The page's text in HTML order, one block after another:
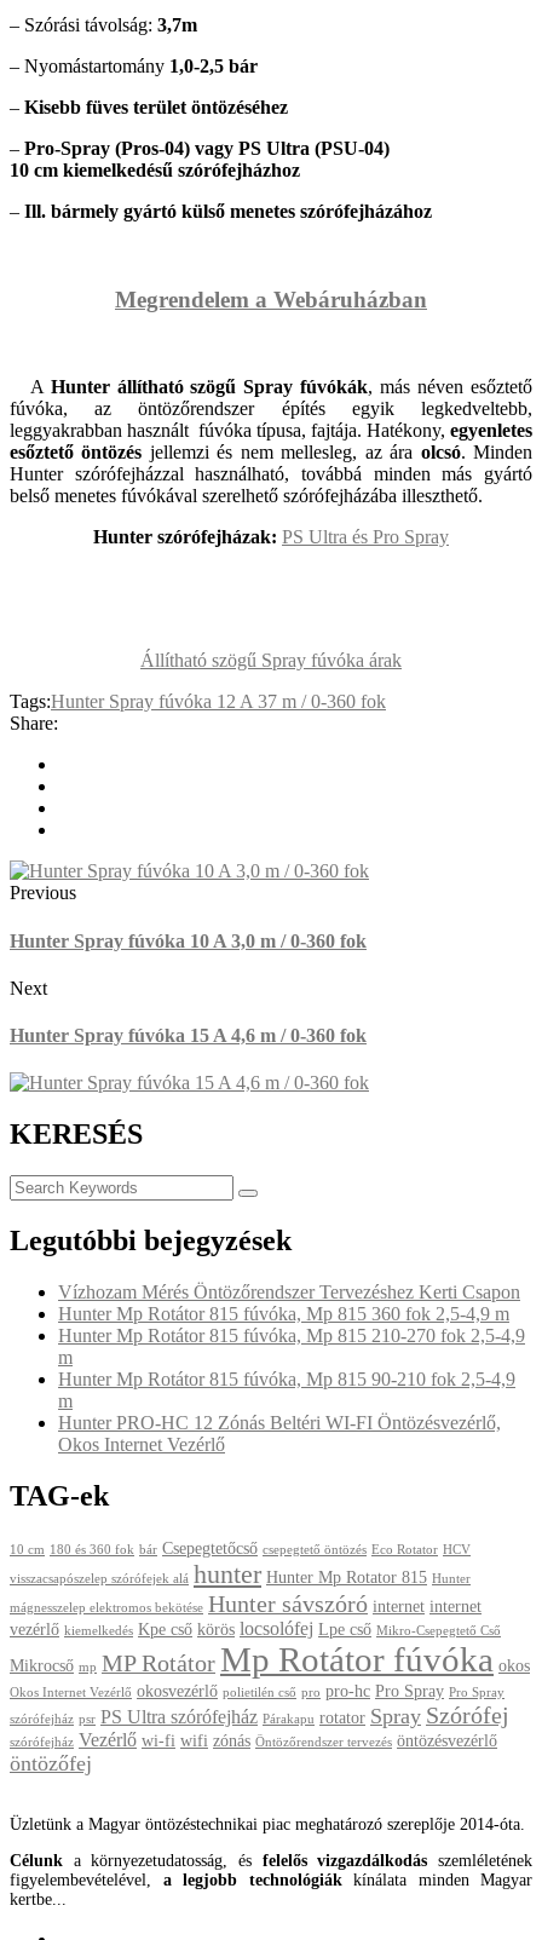
– Szórási távolság: 3,7m
– Nyomástartomány 1,0-2,5 bár
– Kisebb füves terület öntözéséhez
– Pro-Spray (Pros-04) vagy PS Ultra (PSU-04)
10 cm kiemelkedésű szórófejházhoz
– Ill. bármely gyártó külső menetes szórófejházához
Megrendelem a Webáruházban
A Hunter állítható szögű Spray fúvókák, más néven esőztető
fúvóka, az öntözőrendszer építés egyik legkedveltebb,
leggyakrabban használt fúvóka típusa, fajtája. Hatékony, egyenletes
esőztető öntözés jellemzi és nem mellesleg, az ára olcsó. Minden
Hunter szórófejházzal használható, továbbá minden más gyártó
belső menetes fúvókával szerelhető szórófejházába illeszthető.
Hunter szórófejházak: PS Ultra és Pro Spray
Állítható szögű Spray fúvóka árak
Tags:Hunter Spray fúvóka 12 A 37 m / 0-360 fok
Share:
Previous
Hunter Spray fúvóka 10 A 3,0 m / 0-360 fok
Next
Hunter Spray fúvóka 15 A 4,6 m / 0-360 fok
KERESÉS
Legutóbbi bejegyzések
Vízhozam Mérés Öntözőrendszer Tervezéshez Kerti Csapon
Hunter Mp Rotátor 815 fúvóka, Mp 815 360 fok 2,5-4,9 m
Hunter Mp Rotátor 815 fúvóka, Mp 815 210-270 fok 2,5-4,9
m
Hunter Mp Rotátor 815 fúvóka, Mp 815 90-210 fok 2,5-4,9
m
Hunter PRO-HC 12 Zónás Beltéri WI-FI Öntözésvezérlő,
Okos Internet Vezérlő
TAG-ek
10 cm 180 és 360 fok bár Csepegtetőcső csepegtető öntözés Eco Rotator HCV
visszacsapószelep szórófejek alá hunter Hunter Mp Rotator 815 Hunter
mágnesszelep elektromos bekötése Hunter sávszóró internet internet
vezérlő kiemelkedés Kpe cső körös locsolófej Lpe cső Mikro-Csepegtető Cső
Mikrocső mp MP Rotátor Mp Rotátor fúvóka okos
Okos Internet Vezérlő okosvezérlő polietilén cső pro pro-hc Pro Spray Pro Spray
szórófejház psr PS Ultra szórófejház Párakapu rotator Spray Szórófej
szórófejház Vezérlő wi-fi wifi zónás Öntözőrendszer tervezés öntözésvezérlő
öntözőfej
Üzletünk a Magyar öntözéstechnikai piac meghatározó szereplője 2014-óta.
Célunk a környezetudatosság, és felelős vizgazdálkodás szemléletének
figyelembevételével, a legjobb technológiákkínálata minden Magyar
kertbe...